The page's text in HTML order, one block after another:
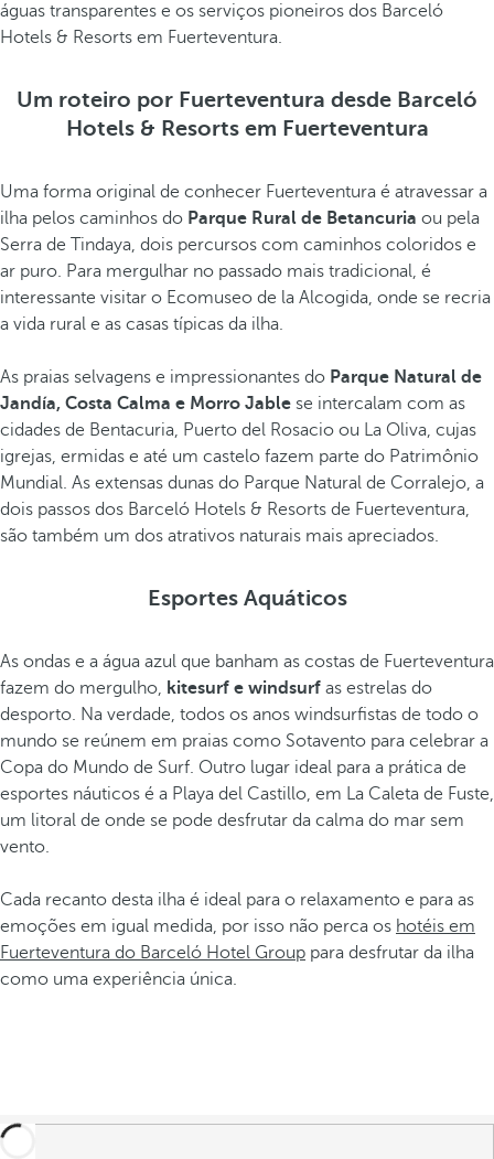
águas transparentes e os serviços pioneiros dos Barceló
Hotels & Resorts em Fuerteventura.
Um roteiro por Fuerteventura desde Barceló
Hotels & Resorts em Fuerteventura
Uma forma original de conhecer Fuerteventura é atravessar a
ilha pelos caminhos do Parque Rural de Betancuria ou pela
Serra de Tindaya, dois percursos com caminhos coloridos e
ar puro. Para mergulhar no passado mais tradicional, é
interessante visitar o Ecomuseo de la Alcogida, onde se recria
a vida rural e as casas típicas da ilha.
As praias selvagens e impressionantes do Parque Natural de
Jandía, Costa Calma e Morro Jable se intercalam com as
cidades de Bentacuria, Puerto del Rosacio ou La Oliva, cujas
igrejas, ermidas e até um castelo fazem parte do Patrimônio
Mundial. As extensas dunas do Parque Natural de Corralejo, a
dois passos dos Barceló Hotels & Resorts de Fuerteventura,
são também um dos atrativos naturais mais apreciados.
Esportes Aquáticos
As ondas e a água azul que banham as costas de Fuerteventura
fazem do mergulho, kitesurf e windsurf as estrelas do
desporto. Na verdade, todos os anos windsurfistas de todo o
mundo se reúnem em praias como Sotavento para celebrar a
Copa do Mundo de Surf. Outro lugar ideal para a prática de
esportes náuticos é a Playa del Castillo, em La Caleta de Fuste,
um litoral de onde se pode desfrutar da calma do mar sem
vento.
Cada recanto desta ilha é ideal para o relaxamento e para as
emoções em igual medida, por isso não perca os hotéis em
Fuerteventura do Barceló Hotel Group para desfrutar da ilha
como uma experiência única.